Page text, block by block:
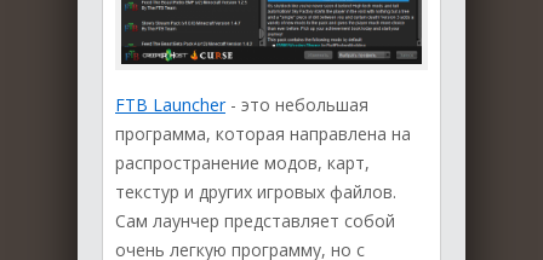
FTB Launcher- это небольшая
программа, которая направлена на
распространение модов, карт,
текстур и других игровых файлов.
Сам лаунчер представляет собой
очень легкую программу, но с